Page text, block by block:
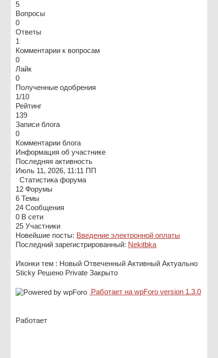
5
Вопросы
0
Ответы
1
Комментарии к вопросам
0
Лайк
0
Полученные одобрения
1/10
Рейтинг
139
Записи блога
0
Комментарии блога
Информация об участнике
Последняя активность
Июль 11, 2026, 11:11 ПП
Статистика форума
12 Форумы
6 Темы
24 Сообщения
0 В сети
25 Участники
Новейшие посты: Введение электронной оплаты
Последний зарегистрированный: Nekitbka
Иконки тем : Новый Отвеченный Активный Актуально
Sticky Решено Private Закрыто
Работает на wpForo version 1.3.0
Работает